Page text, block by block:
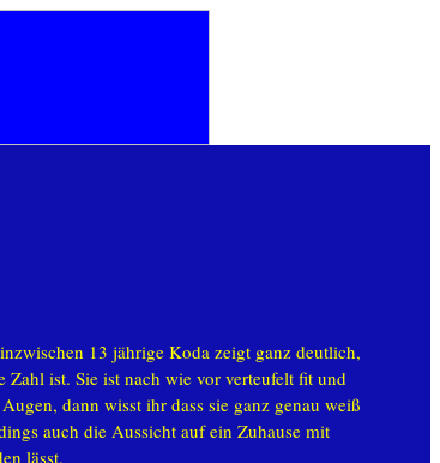
13 jährige Koda zeigt ganz deutlich,
Zahl ist. Sie ist nach wie vor verteufelt fit und
dann wisst ihr dass sie ganz genau weiß
auch die Aussicht auf ein Zuhause mit
lässt.